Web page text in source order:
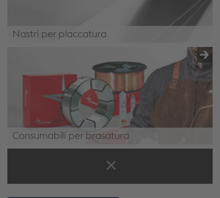
Nastri per placcatura
Consumabili per brasatura